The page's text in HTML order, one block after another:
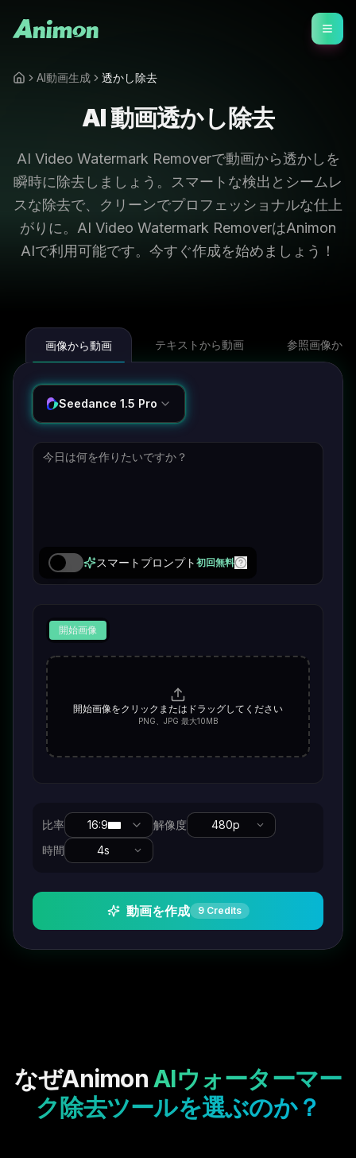
AI動画生成 透かし除去
AI 動画透かし除去
AI Video Watermark Removerで動画から透かしを
瞬時に除去しましょう。スマートな検出とシームレ
スな除去で、クリーンでプロフェッショナルな仕上
がりに。AI Video Watermark RemoverはAnimon
AIで利用可能です。今すぐ作成を始めましょう！
画像から動画 テキストから動画 参照画像か
Seedance 1.5 Pro
スマートプロンプト 初回無料
開始画像
開始画像をクリックまたはドラッグしてください
PNG、JPG 最大10MB
比率 16:9 解像度
480p
時間
4s
動画を作成 9Credits
なぜAnimonAIウォーターマー
ク除去ツールを選ぶのか？